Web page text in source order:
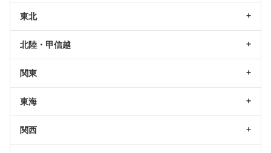
東北
北陸・甲信越
関東
東海
関西